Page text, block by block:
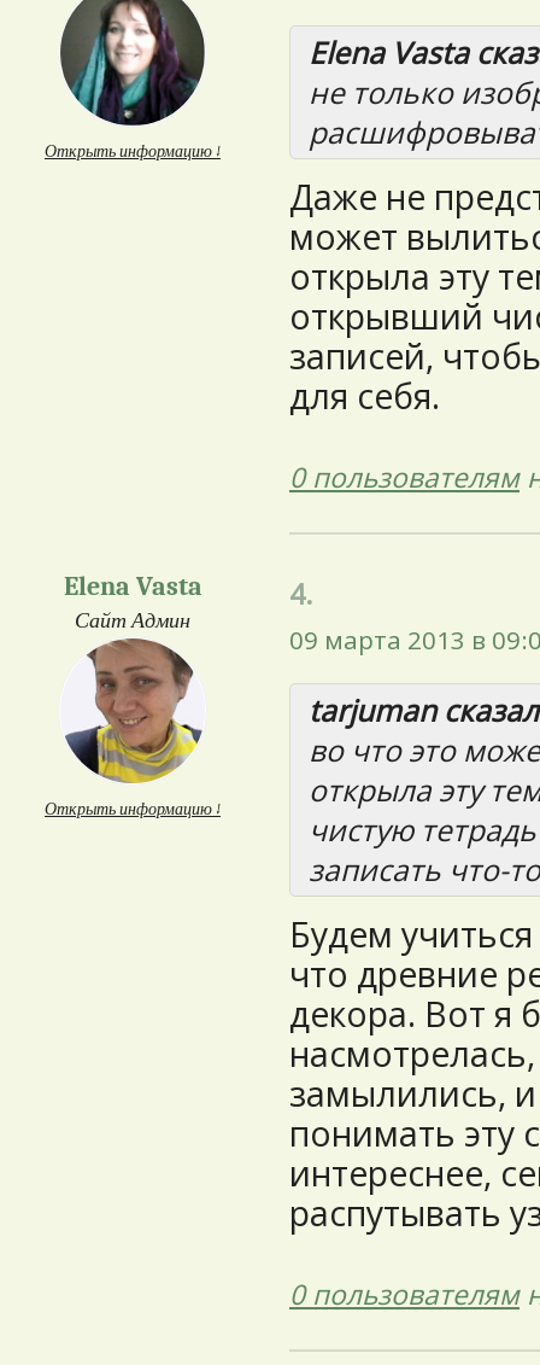
Открыть информацию ↓
Elena Vasta
не только
Даже не
может
открыла эту
открывший
записей,
для себя.
0 пользователям
Elena Vasta
Сайт Админ
Открыть информацию ↓
4.
09 марта 2013 в
tarjuman
во что это
открыла эту
чистую
записать что-
Будем
что древние
декора. Вот я
замылились,
понимать эту
интереснее,
распутывать
0 пользователям